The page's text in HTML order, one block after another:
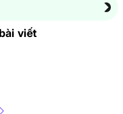
viết